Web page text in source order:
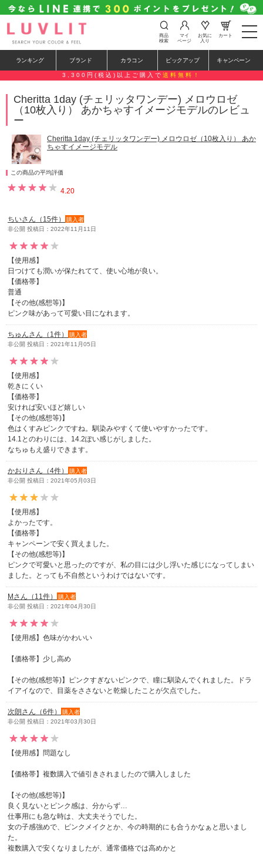
t
o
e
n
t
i
商品
検索
マイ
ページ
お気に
入り
カート
ランキング ブランド カラコン ピックアップ キャンペーン
3,300円(税込)以上ご購入で 送料無料！
Cheritta 1day (チェリッタワンデー) メロウロゼ
（10枚入り） あかちゃすイメージモデルのレビュ
ー
Cheritta 1day (チェリッタワンデー) メロウロゼ（10枚入り） あか
ちゃすイメージモデル
この商品の平均評価
4.20
ちいさん（15件）
購入者
非公開 投稿日：2022年11月11日
【使用感】
日つけても潤いが保たれてて、使い心地が良い。
【価格帯】
普通
【その他(感想等)】
ピンク味があって可愛い目になれます。
ちゅんさん（1件）
購入者
非公開 投稿日：2021年11月05日
【使用感】
乾きにくい
【価格帯】
安ければ安いほど嬉しい
【その他(感想等)】
色はくすみピンクですね。馴染みやすくて使いやすかったです。
14.1とのわりには、14.2ぽい感じがしました。
なちゅもえ盛りできます。
かおりさん（4件）
購入者
非公開 投稿日：2021年05月03日
【使用感】
よかったです。
【価格帯】
キャンペーンで安く買えました。
【その他(感想等)】
ピンクで可愛いと思ったのですが、私の目には少し浮いた感じになってしまい
ました。とっても不自然というわけではないです。
Mさん（11件）
購入者
非公開 投稿日：2021年04月30日
【使用感】色味がかわいい
【価格帯】少し高め
【その他(感想等)】ピンクすぎないピンクで、瞳に馴染んでくれました。ドラ
イアイなので、目薬をささないと乾燥したことが欠点でした。
次朗さん（6件）
購入者
非公開 投稿日：2021年03月30日
【使用感】問題なし
【価格帯】複数購入で値引きされましたので購入しました
【その他(感想等)】
良く見ないとピンク感は、分からず…
仕事用にも急な時は、大丈夫そうでした。
女の子感強めで、ピンクメイクとか、今の時期的にも合うかなぁと思いまし
た。
複数購入で安くなりましたが、通常価格では高めかと